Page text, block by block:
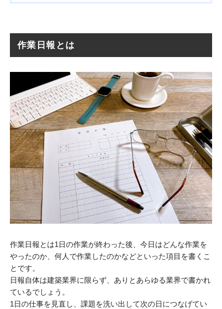
作業日報とは
作業日報とは1日の作業が終わった後、今日はどんな作業を
やったのか、何人で作業したのかなどといった項目を書くこ
とです。
日報自体は建築業界に限らず、ありとあらゆる業界で書かれ
ているでしょう。
1日の仕事を見直し、課題を洗い出して次の日につなげてい